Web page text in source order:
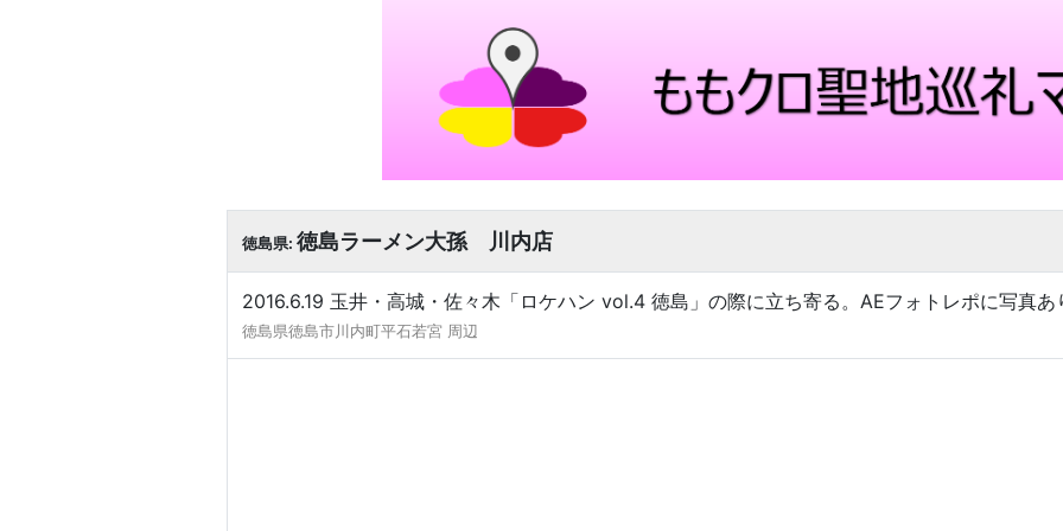
徳島県: 徳島ラーメン大孫 川内店
2016.6.19 玉井・高城・佐々木「ロケハン vol.4 徳島」の際に立ち寄る。AEフォトレポに写真あ
徳島県徳島市川内町平石若宮 周辺